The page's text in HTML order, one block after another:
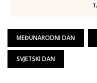
MEĐUNARODNI DAN
SVJETSKI DAN